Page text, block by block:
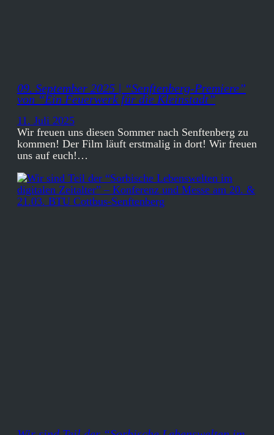
09. September 2025 | “Senftenberg-Premiere”
von “Ein Feuerwerk für die Kleinstadt”
11. Juli 2025
Wir freuen uns diesen Sommer nach Senftenberg zu
kommen! Der Film läuft erstmalig in dort! Wir freuen
uns auf euch!…